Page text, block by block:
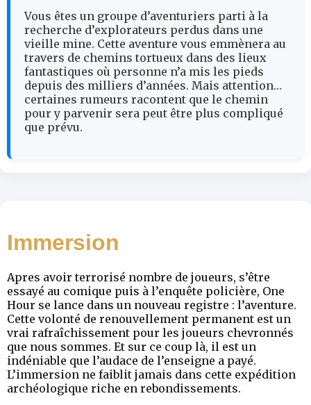
Vous êtes un groupe d’aventuriers parti à la
recherche d’explorateurs perdus dans une
vieille mine. Cette aventure vous emmènera au
travers de chemins tortueux dans des lieux
fantastiques où personne n’a mis les pieds
depuis des milliers d’années. Mais attention…
certaines rumeurs racontent que le chemin
pour y parvenir sera peut être plus compliqué
que prévu.
Immersion
Apres avoir terrorisé nombre de joueurs, s’être
essayé au comique puis à l’enquête policière, One
Hour se lance dans un nouveau registre : l’aventure.
Cette volonté de renouvellement permanent est un
vrai rafraîchissement pour les joueurs chevronnés
que nous sommes. Et sur ce coup là, il est un
indéniable que l’audace de l’enseigne a payé.
L’immersion ne faiblit jamais dans cette expédition
archéologique riche en rebondissements.